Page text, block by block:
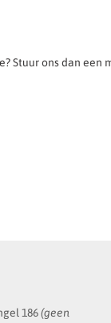
Stuur ons dan een
186(geen